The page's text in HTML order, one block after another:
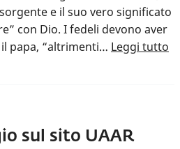
e il suo vero significato
con Dio. I fedeli devono aver
papa, “altrimenti… Leggi tutto
sul sito UAAR